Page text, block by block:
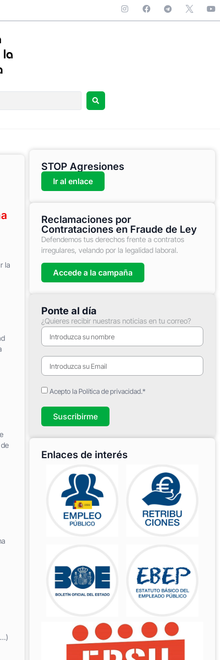
la
STOP Agresiones
Ir al enlace
Reclamaciones por
Contrataciones en Fraude de Ley
Defendemos tus derechos frente a contratos
irregulares, velando por la legalidad laboral.
Accede a la campaña
Ponte al día
¿Quieres recibir nuestras noticias en tu correo?
Acepto la Política de privacidad.*
Suscribirme
Enlaces de interés